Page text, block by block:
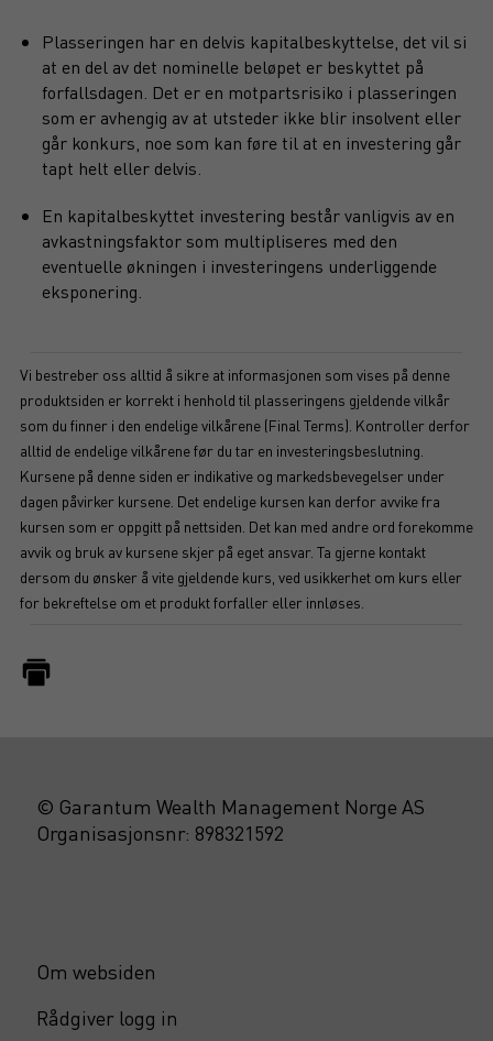
Plasseringen har en delvis kapitalbeskyttelse, det vil si
at en del av det nominelle beløpet er beskyttet på
forfallsdagen. Det er en motpartsrisiko i plasseringen
som er avhengig av at utsteder ikke blir insolvent eller
går konkurs, noe som kan føre til at en investering går
tapt helt eller delvis.
En kapitalbeskyttet investering består vanligvis av en
avkastningsfaktor som multipliseres med den
eventuelle økningen i investeringens underliggende
eksponering.
Vi bestreber oss alltid å sikre at informasjonen som vises på denne
produktsiden er korrekt i henhold til plasseringens gjeldende vilkår
som du finner i den endelige vilkårene (Final Terms). Kontroller derfor
alltid de endelige vilkårene før du tar en investeringsbeslutning.
Kursene på denne siden er indikative og markedsbevegelser under
dagen påvirker kursene. Det endelige kursen kan derfor avvike fra
kursen som er oppgitt på nettsiden. Det kan med andre ord forekomme
avvik og bruk av kursene skjer på eget ansvar. Ta gjerne kontakt
dersom du ønsker å vite gjeldende kurs, ved usikkerhet om kurs eller
for bekreftelse om et produkt forfaller eller innløses.
© Garantum Wealth Management Norge AS
Organisasjonsnr: 898321592
Om websiden
Rådgiver logg in